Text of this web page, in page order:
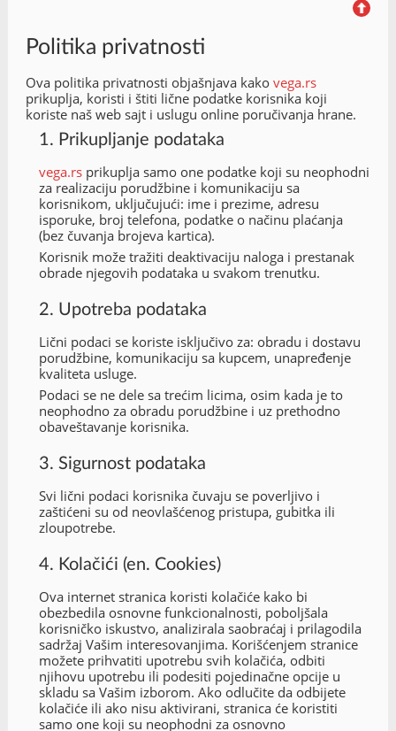
Politika privatnosti
Ova politika privatnosti objašnjava kako vega.rs
prikuplja, koristi i štiti lične podatke korisnika koji
koriste naš web sajt i uslugu online poručivanja hrane.
1. Prikupljanje podataka
vega.rs prikuplja samo one podatke koji su neophodni
za realizaciju porudžbine i komunikaciju sa
korisnikom, uključujući: ime i prezime, adresu
isporuke, broj telefona, podatke o načinu plaćanja
(bez čuvanja brojeva kartica).
Korisnik može tražiti deaktivaciju naloga i prestanak
obrade njegovih podataka u svakom trenutku.
2. Upotreba podataka
Lični podaci se koriste isključivo za: obradu i dostavu
porudžbine, komunikaciju sa kupcem, unapređenje
kvaliteta usluge.
Podaci se ne dele sa trećim licima, osim kada je to
neophodno za obradu porudžbine i uz prethodno
obaveštavanje korisnika.
3. Sigurnost podataka
Svi lični podaci korisnika čuvaju se poverljivo i
zaštićeni su od neovlašćenog pristupa, gubitka ili
zloupotrebe.
4. Kolačići (en. Cookies)
Ova internet stranica koristi kolačiće kako bi
obezbedila osnovne funkcionalnosti, poboljšala
korisničko iskustvo, analizirala saobraćaj i prilagodila
sadržaj Vašim interesovanjima. Korišćenjem stranice
možete prihvatiti upotrebu svih kolačića, odbiti
njihovu upotrebu ili podesiti pojedinačne opcije u
skladu sa Vašim izborom. Ako odlučite da odbijete
kolačiće ili ako nisu aktivirani, stranica će koristiti
samo one koji su neophodni za osnovno